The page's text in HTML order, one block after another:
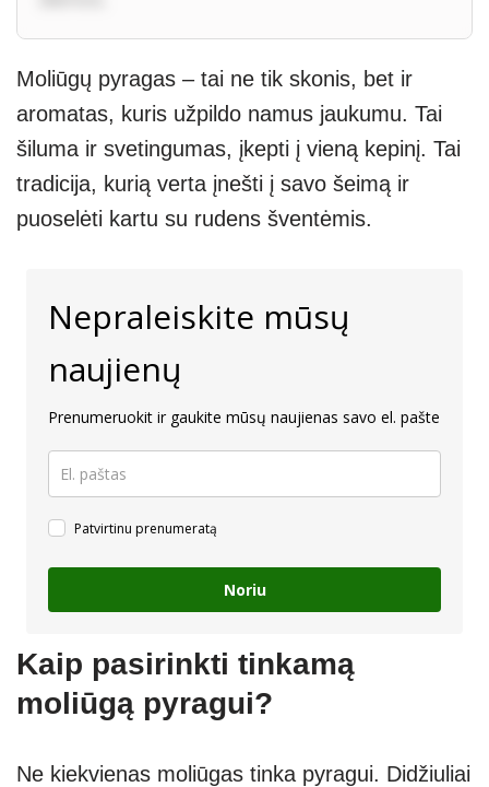
Moliūgų pyragas – tai ne tik skonis, bet ir
aromatas, kuris užpildo namus jaukumu. Tai
šiluma ir svetingumas, įkepti į vieną kepinį. Tai
tradicija, kurią verta įnešti į savo šeimą ir
puoselėti kartu su rudens šventėmis.
Nepraleiskite mūsų
naujienų
Prenumeruokit ir gaukite mūsų naujienas savo el. pašte
Patvirtinu prenumeratą
Noriu
Kaip pasirinkti tinkamą
moliūgą pyragui?
Ne kiekvienas moliūgas tinka pyragui. Didžiuliai